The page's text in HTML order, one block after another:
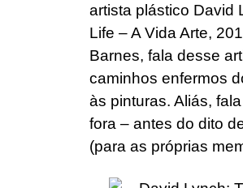
artista plástico David
Life – A Vida Arte,
Barnes, fala desse
caminhos enfermos
às pinturas. Aliás,
fora – antes do dito
(para as próprias